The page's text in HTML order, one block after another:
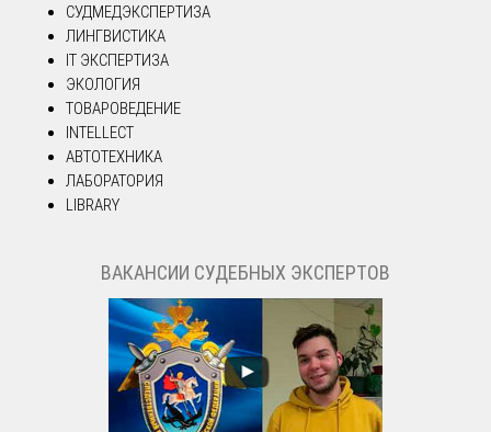
СУДМЕДЭКСПЕРТИЗА
ЛИНГВИСТИКА
IT ЭКСПЕРТИЗА
ЭКОЛОГИЯ
ТОВАРОВЕДЕНИЕ
INTELLECT
АВТОТЕХНИКА
ЛАБОРАТОРИЯ
LIBRARY
ВАКАНСИИ СУДЕБНЫХ ЭКСПЕРТОВ